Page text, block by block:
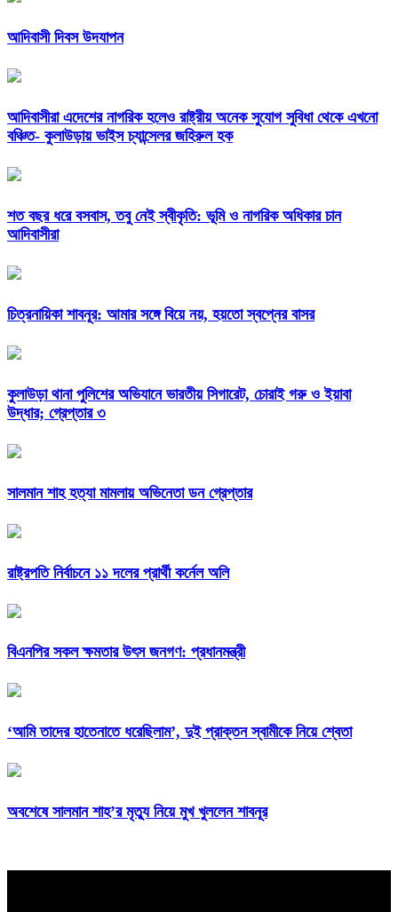
আদিবাসী দিবস উদযাপন
আদিবাসীরা এদেশের নাগরিক হলেও রাষ্ট্রীয় অনেক সুযোগ সুবিধা থেকে এখনো
বঞ্চিত- কুলাউড়ায় ভাইস চ্যান্সেলর জহিরুল হক
শত বছর ধরে বসবাস, তবু নেই স্বীকৃতি: ভূমি ও নাগরিক অধিকার চান
আদিবাসীরা
চিত্রনায়িকা শাবনূর: আমার সঙ্গে বিয়ে নয়, হয়তো স্বপ্নের বাসর
কুলাউড়া থানা পুলিশের অভিযানে ভারতীয় সিগারেট, চোরাই গরু ও ইয়াবা
উদ্ধার; গ্রেপ্তার ৩
সালমান শাহ হত্যা মামলায় অভিনেতা ডন গ্রেপ্তার
রাষ্ট্রপতি নির্বাচনে ১১ দলের প্রার্থী কর্নেল অলি
বিএনপির সকল ক্ষমতার উৎস জনগণ: প্রধানমন্ত্রী
‘আমি তাদের হাতেনাতে ধরেছিলাম’, দুই প্রাক্তন স্বামীকে নিয়ে শ্বেতা
অবশেষে সালমান শাহ’র মৃত্যু নিয়ে মুখ খুললেন শাবনূর